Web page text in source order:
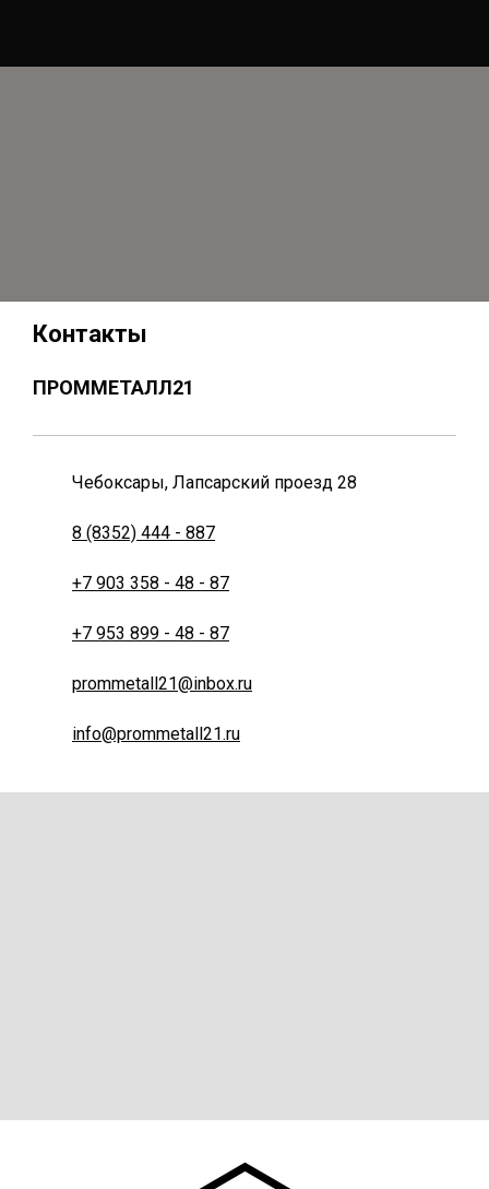
Контакты
ПРОММЕТАЛЛ21
Чебоксары, Лапсарский проезд 28
8 (8352) 444 - 887
+7 903 358 - 48 - 87
+7 953 899 - 48 - 87
prommetall21@inbox.ru
info@prommetall21.ru